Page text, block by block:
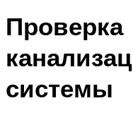
Проверка
системы